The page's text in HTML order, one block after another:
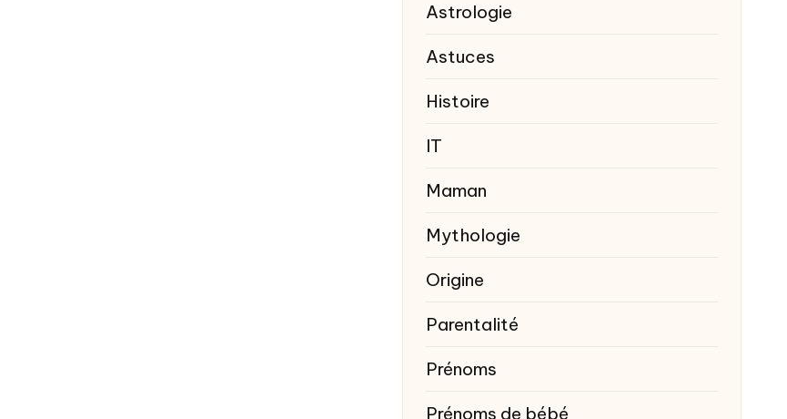
Astrologie
Astuces
Histoire
IT
Maman
Mythologie
Origine
Parentalité
Prénoms
Prénoms de bébé